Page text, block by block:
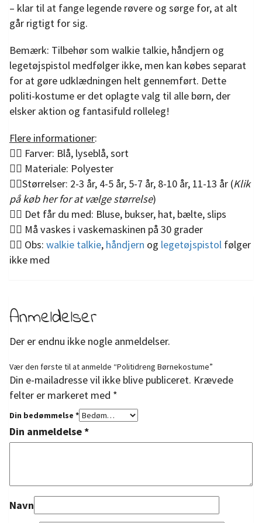
– klar til at fange legende røvere og sørge for, at alt
går rigtigt for sig.
Bemærk: Tilbehør som walkie talkie, håndjern og
legetøjspistol medfølger ikke, men kan købes separat
for at gøre udklædningen helt gennemført. Dette
politi-kostume er det oplagte valg til alle børn, der
elsker aktion og fantasifuld rolleleg!
Flere informationer:
👮‍♂️ Farver: Blå, lyseblå, sort
👮‍♂️ Materiale: Polyester
👮‍♂️Størrelser: 2-3 år, 4-5 år, 5-7 år, 8-10 år, 11-13 år (Klik
på køb her for at vælge størrelse)
👮‍♂️ Det får du med: Bluse, bukser, hat, bælte, slips
👮‍♂️ Må vaskes i vaskemaskinen på 30 grader
👮‍♂️ Obs: walkie talkie, håndjern og legetøjspistol følger
ikke med
Anmeldelser
Der er endnu ikke nogle anmeldelser.
Vær den første til at anmelde “Politidreng Børnekostume”
Din e-mailadresse vil ikke blive publiceret. Krævede
felter er markeret med *
Din bedømmelse *
Din anmeldelse*
Navn